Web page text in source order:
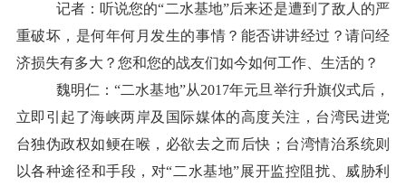
记者：听说您的“二水基地”后来还是遭到了敌人的严
重破坏，是何年何月发生的事情？能否讲讲经过？请问经
济损失有多大？您和您的战友们如今如何工作、生活的？
魏明仁：“二水基地”从2017年元旦举行升旗仪式后，
立即引起了海峡两岸及国际媒体的高度关注，台湾民进党
台独伪政权如鲠在喉，必欲去之而后快；台湾情治系统则
以各种途径和手段，对“二水基地”展开监控阻扰、威胁利